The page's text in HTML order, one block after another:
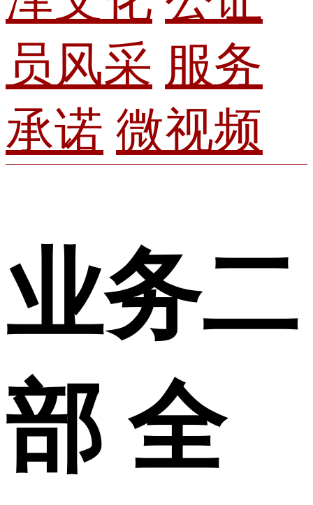
员风采 服务
承诺 微视频
业务二
部 全